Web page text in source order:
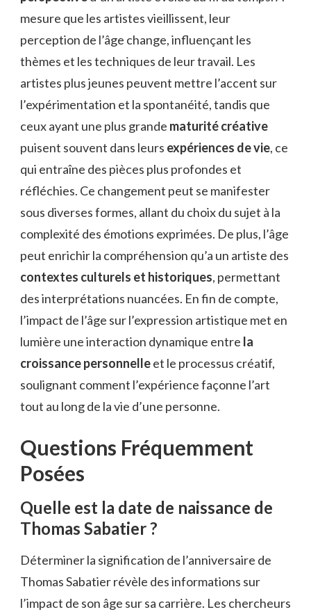
mesure que les artistes vieillissent, leur
perception de l’âge change, influençant les
thèmes et les techniques de leur travail. Les
artistes plus jeunes peuvent mettre l’accent sur
l’expérimentation et la spontanéité, tandis que
ceux ayant une plus grande maturité créative
puisent souvent dans leurs expériences de vie, ce
qui entraîne des pièces plus profondes et
réfléchies. Ce changement peut se manifester
sous diverses formes, allant du choix du sujet à la
complexité des émotions exprimées. De plus, l’âge
peut enrichir la compréhension qu’a un artiste des
contextes culturels et historiques, permettant
des interprétations nuancées. En fin de compte,
l’impact de l’âge sur l’expression artistique met en
lumière une interaction dynamique entre la
croissance personnelleet le processus créatif,
soulignant comment l’expérience façonne l’art
tout au long de la vie d’une personne.
Questions Fréquemment
Posées
Quelle est la date de naissance de
Thomas Sabatier ?
Déterminer la signification de l’anniversaire de
Thomas Sabatier révèle des informations sur
l’impact de son âge sur sa carrière. Les chercheurs